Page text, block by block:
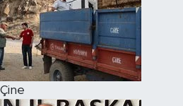
Çine